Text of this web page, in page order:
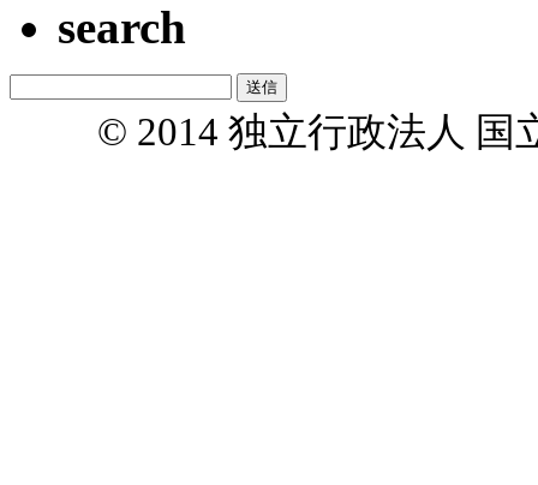
search
© 2014 独立行政法人 国